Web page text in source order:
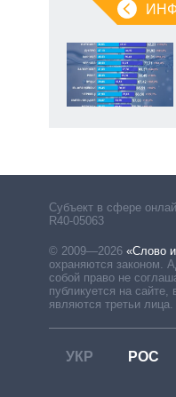
Субъект в сфере
R40-05063
© 2009—2026 «Слово
охраняются законом.
собой право не
публикуется на сайте,
являются третьи лица.
УКР РОС